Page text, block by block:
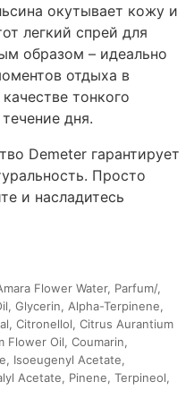
окутывает кожу и
легкий спрей для
образом – идеально
отдыха в
тонкого
дня.
Demeter гарантирует
Просто
и насладитесь
Flower Water, Parfum/,
Glycerin, Alpha-Terpinene,
Citronellol, Citrus Aurantium
Flower Oil, Coumarin,
Isoeugenyl Acetate,
Acetate, Pinene, Terpineol,